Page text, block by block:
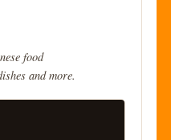
food
and more.